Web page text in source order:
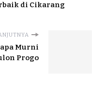
di Cikarang
Murni
Progo